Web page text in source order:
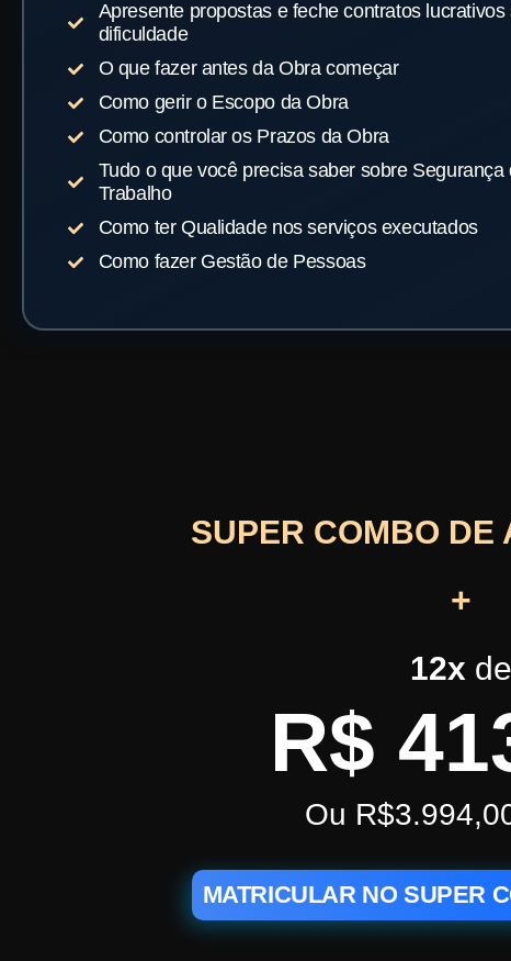
Apresente propostas e feche contratos lucrativos
dificuldade
O que fazer antes da Obra começar
Como gerir o Escopo da Obra
Como controlar os Prazos da Obra
Tudo o que você precisa saber sobre Segurança
Trabalho
Como ter Qualidade nos serviços executados
Como fazer Gestão de Pessoas
SUPER COMBO DE
+
12x de
R$
Ou
MATRICULAR NO SUPER